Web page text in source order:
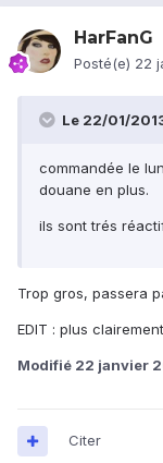
HarFanG
Posté(e) 22
Le 22/01/
commandée le
douane en plus.
ils sont trés
Trop gros, passera
EDIT : plus
Modifié 22 janvier
Citer